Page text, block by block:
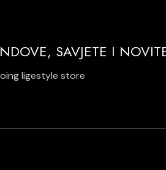
SAVJETE I
ligestyle store